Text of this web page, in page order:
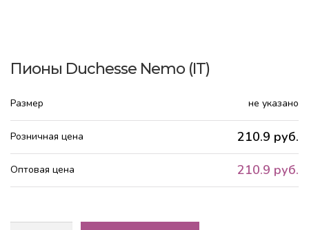
Пионы Duchesse Nemo (IT)
Размер не указано
Розничная цена 210.9 руб.
Оптовая цена 210.9 руб.